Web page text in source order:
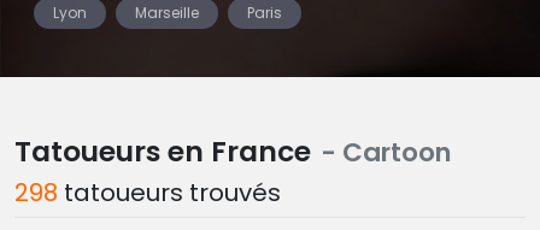
Lyon Marseille Paris
Tatoueurs en France - Cartoon
298 tatoueurs trouvés